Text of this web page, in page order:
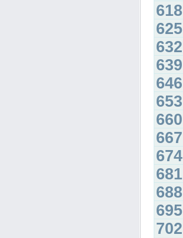
618
625
632
639
646
653
660
667
674
681
688
695
702